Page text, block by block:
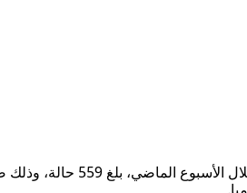
أعلنت وزارة الصحة والسكان،